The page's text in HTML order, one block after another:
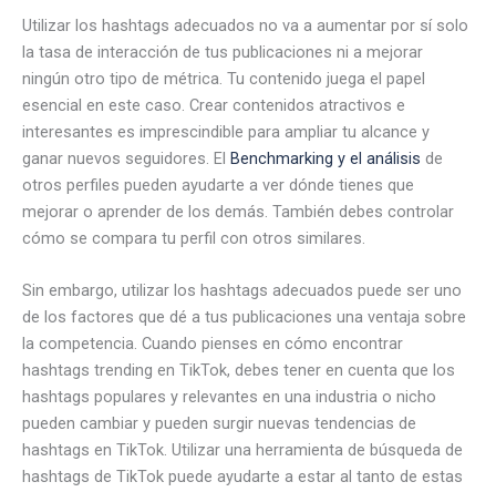
Utilizar los hashtags adecuados no va a aumentar por sí solo
la tasa de interacción de tus publicaciones ni a mejorar
ningún otro tipo de métrica. Tu contenido juega el papel
esencial en este caso. Crear contenidos atractivos e
interesantes es imprescindible para ampliar tu alcance y
ganar nuevos seguidores. El Benchmarking y el análisis de
otros perfiles pueden ayudarte a ver dónde tienes que
mejorar o aprender de los demás. También debes controlar
cómo se compara tu perfil con otros similares.
Sin embargo, utilizar los hashtags adecuados puede ser uno
de los factores que dé a tus publicaciones una ventaja sobre
la competencia. Cuando pienses en cómo encontrar
hashtags trending en TikTok, debes tener en cuenta que los
hashtags populares y relevantes en una industria o nicho
pueden cambiar y pueden surgir nuevas tendencias de
hashtags en TikTok. Utilizar una herramienta de búsqueda de
hashtags de TikTok puede ayudarte a estar al tanto de estas